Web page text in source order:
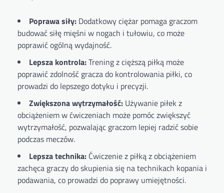
Poprawa siły: Dodatkowy ciężar pomaga graczom
budować siłę mięśni w nogach i tułowiu, co może
poprawić ogólną wydajność.
Lepsza kontrola:Trening z cięższą piłką może
poprawić zdolność gracza do kontrolowania piłki, co
prowadzi do lepszego dotyku i precyzji.
Zwiększona wytrzymałość: Używanie piłek z
obciążeniem w ćwiczeniach może pomóc zwiększyć
wytrzymałość, pozwalając graczom lepiej radzić sobie
podczas meczów.
Lepsza technika: Ćwiczenie z piłką z obciążeniem
zachęca graczy do skupienia się na technikach kopania i
podawania, co prowadzi do poprawy umiejętności.